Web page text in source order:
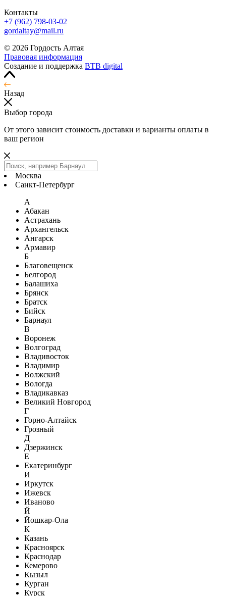
Контакты
+7 (962) 798-03-02
gordaltay@mail.ru
© 2026 Гордость Алтая
Правовая информация
Создание и поддержка BTB digital
Назад
Выбор города
От этого зависит стоимость доставки и варианты оплаты в
ваш регион
Москва
Санкт-Петербург
А
Абакан
Астрахань
Архангельск
Ангарск
Армавир
Б
Благовещенск
Белгород
Балашиха
Брянск
Братск
Бийск
Барнаул
В
Воронеж
Волгоград
Владивосток
Владимир
Волжский
Вологда
Владикавказ
Великий Новгород
Г
Горно-Алтайск
Грозный
Д
Дзержинск
Е
Екатеринбург
И
Иркутск
Ижевск
Иваново
Й
Йошкар-Ола
К
Казань
Красноярск
Краснодар
Кемерово
Кызыл
Курган
Курск